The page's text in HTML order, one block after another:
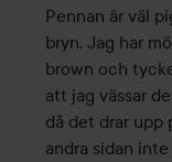
av
5
Pennan är väl
bryn. Jag har
brown och
att jag vässar
då det drar upp
andra sidan